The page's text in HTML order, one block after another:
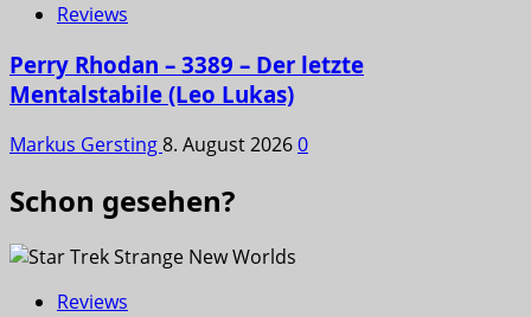
Reviews
Perry Rhodan – 3389 – Der letzte
Mentalstabile (Leo Lukas)
Markus Gersting8. August 20260
Schon gesehen?
Reviews